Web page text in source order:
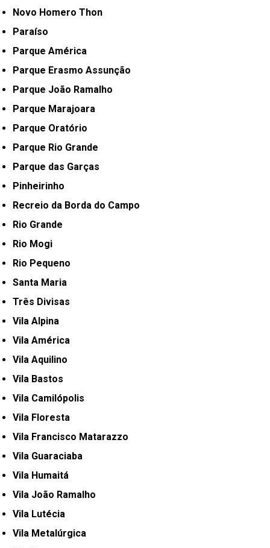
Novo Homero Thon
Paraíso
Parque América
Parque Erasmo Assunção
Parque João Ramalho
Parque Marajoara
Parque Oratório
Parque Rio Grande
Parque das Garças
Pinheirinho
Recreio da Borda do Campo
Rio Grande
Rio Mogi
Rio Pequeno
Santa Maria
Três Divisas
Vila Alpina
Vila América
Vila Aquilino
Vila Bastos
Vila Camilópolis
Vila Floresta
Vila Francisco Matarazzo
Vila Guaraciaba
Vila Humaitá
Vila João Ramalho
Vila Lutécia
Vila Metalúrgica